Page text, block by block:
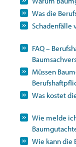
Was die
Schadenfälle
FAQ –
Müssen
Was kostet
Wie melde
Wie kann die